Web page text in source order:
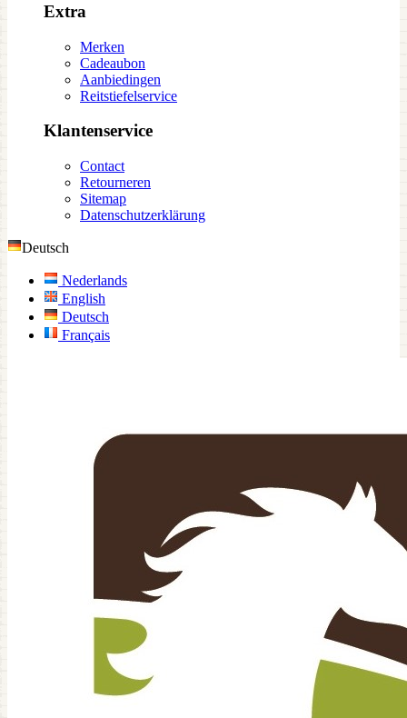
Extra
Merken
Cadeaubon
Aanbiedingen
Reitstiefelservice
Klantenservice
Contact
Retourneren
Sitemap
Datenschutzerklärung
Deutsch
Nederlands
English
Deutsch
Français